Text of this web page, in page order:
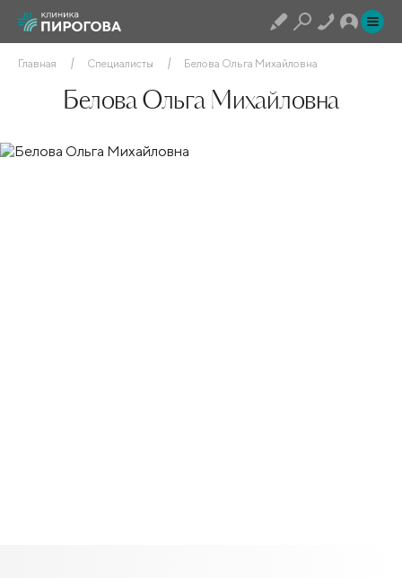
Главная Специалисты Белова Ольга Михайловна
Белова Ольга Михайловна